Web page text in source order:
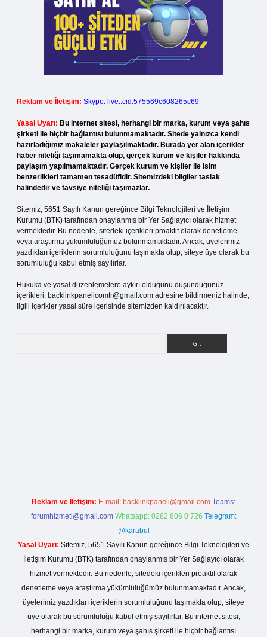
Reklam ve İletişim: Skype: live:.cid.575569c608265c69
Yasal Uyarı: Bu internet sitesi, herhangi bir marka, kurum veya şahıs
şirketi ile hiçbir bağlantısı bulunmamaktadır. Sitede yalnızca kendi
hazırladığımız makaleler paylaşılmaktadır. Burada yer alan içerikler
haber niteliği taşımamakta olup, gerçek kurum ve kişiler hakkında
paylaşım yapılmamaktadır. Gerçek kurum ve kişiler ile isim
benzerlikleri tamamen tesadüfidir. Sitemizdeki bilgiler taslak
halindedir ve tavsiye niteliği taşımazlar.
Sitemiz, 5651 Sayılı Kanun gereğince Bilgi Teknolojileri ve İletişim
Kurumu (BTK) tarafından onaylanmış bir Yer Sağlayıcı olarak hizmet
vermektedir. Bu nedenle, sitedeki içerikleri proaktif olarak denetleme
veya araştırma yükümlülüğümüz bulunmamaktadır. Ancak, üyelerimiz
yazdıkları içeriklerin sorumluluğunu taşımakta olup, siteye üye olarak bu
sorumluluğu kabul etmiş sayılırlar.
Hukuka ve yasal düzenlemelere aykırı olduğunu düşündüğünüz
içerikleri, backlinkpanelicomtr@gmail.com adresine bildirmeniz halinde,
ilgili içerikler yasal süre içerisinde sitemizden kaldırılacaktır.
Reklam ve İletişim: E-mail: backlinkpaneli@gmail.com Teams:
forumhizmeti@gmail.com Whatsapp: 0262 606 0 726 Telegram:
@karabul
Yasal Uyarı: Sitemiz, 5651 Sayılı Kanun gereğince Bilgi Teknolojileri ve
İletişim Kurumu (BTK) tarafından onaylanmış bir Yer Sağlayıcı olarak
hizmet vermektedir. Bu nedenle, sitedeki içerikleri proaktif olarak
denetleme veya araştırma yükümlülüğümüz bulunmamaktadır. Ancak,
üyelerimiz yazdıkları içeriklerin sorumluluğunu taşımakta olup, siteye
üye olarak bu sorumluluğu kabul etmiş sayılırlar. Bu internet sitesi,
herhangi bir marka, kurum veya şahıs şirketi ile hiçbir bağlantısı